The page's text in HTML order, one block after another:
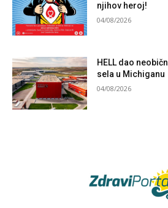
njihov heroj!
04/08/2026
HELL dao
sela u Michiganu
04/08/2026